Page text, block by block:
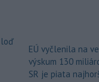
EÚ vyčlenila na
výskum 130
SR je piata